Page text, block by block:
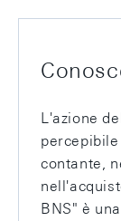
L'azione
contante,
BNS" è